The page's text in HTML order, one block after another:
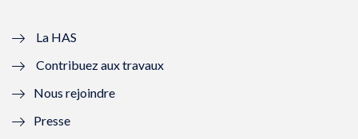
l
l
e
La HAS
Contribuez aux travaux
Nous rejoindre
Presse